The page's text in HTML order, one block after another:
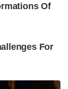
Of
For